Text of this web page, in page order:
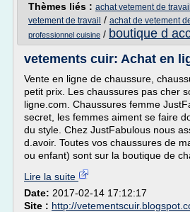
Thèmes liés : achat vetement de
vetement de travail / achat de vetement
professionnel cuisine / boutique d
vetements cuir: Achat en
Vente en ligne de chaussure,
petit prix. Les chaussures pas cher
ligne.com. Chaussures femme
secret, les femmes aiment se faire
du style. Chez JustFabulous nous
d.avoir. Toutes vos chaussures de
ou enfant) sont sur la boutique de
Lire la suite
Date: 2017-02-14 17:12:17
Site : http://